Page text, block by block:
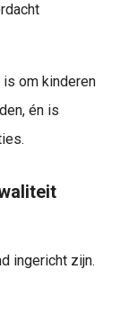
om kinderen
én is
ingericht zijn.